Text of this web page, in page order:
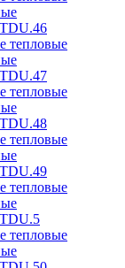
тепловые
тепловые
тепловые
тепловые
тепловые